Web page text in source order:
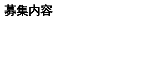
募集内容